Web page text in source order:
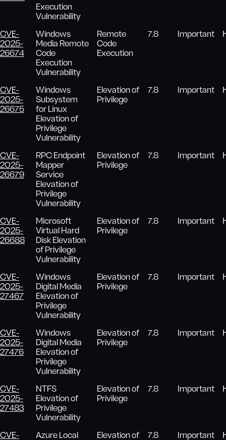
Execution
Vulnerability
CVE-
2025-
26674
Windows
Media Remote
Code
Execution
Vulnerability
Remote
Code
Execution
7.8 Important
CVE-
2025-
26675
Windows
Subsystem
for Linux
Elevation of
Privilege
Vulnerability
Elevation of
Privilege
7.8 Important
CVE-
2025-
26679
RPC Endpoint
Mapper
Service
Elevation of
Privilege
Vulnerability
Elevation of
Privilege
7.8 Important
CVE-
2025-
26688
Microsoft
Virtual Hard
Disk Elevation
of Privilege
Vulnerability
Elevation of
Privilege
7.8 Important
CVE-
2025-
27467
Windows
Digital Media
Elevation of
Privilege
Vulnerability
Elevation of
Privilege
7.8 Important
CVE-
2025-
27476
Windows
Digital Media
Elevation of
Privilege
Vulnerability
Elevation of
Privilege
7.8 Important
CVE-
2025-
27483
NTFS
Elevation of
Privilege
Vulnerability
Elevation of
Privilege
7.8 Important
CVE-
Azure Local
Elevation of
7.8 Important